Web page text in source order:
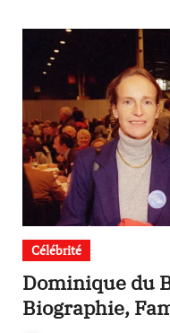
Célébrité
Dominique du
Biographie,